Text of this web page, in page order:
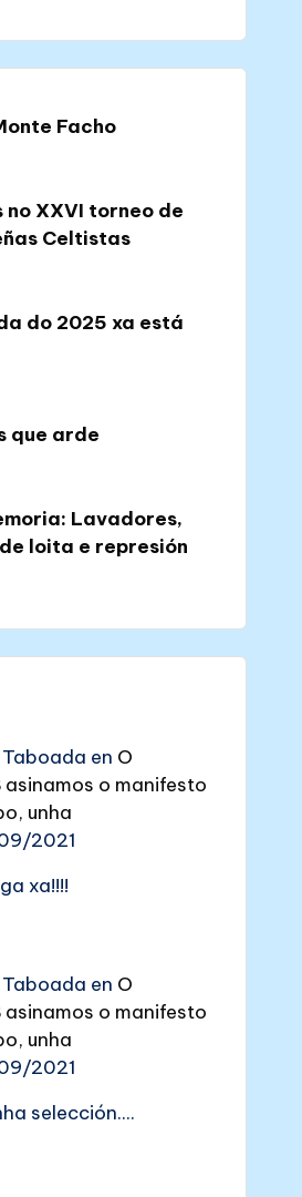
Facho
no XXVI torneo de
Celtistas
do 2025 xa está
que arde
Lavadores,
loita e represión
Taboada en O
asinamos o manifesto
unha
2021
xa!!!!
Taboada en O
asinamos o manifesto
unha
2021
selección....